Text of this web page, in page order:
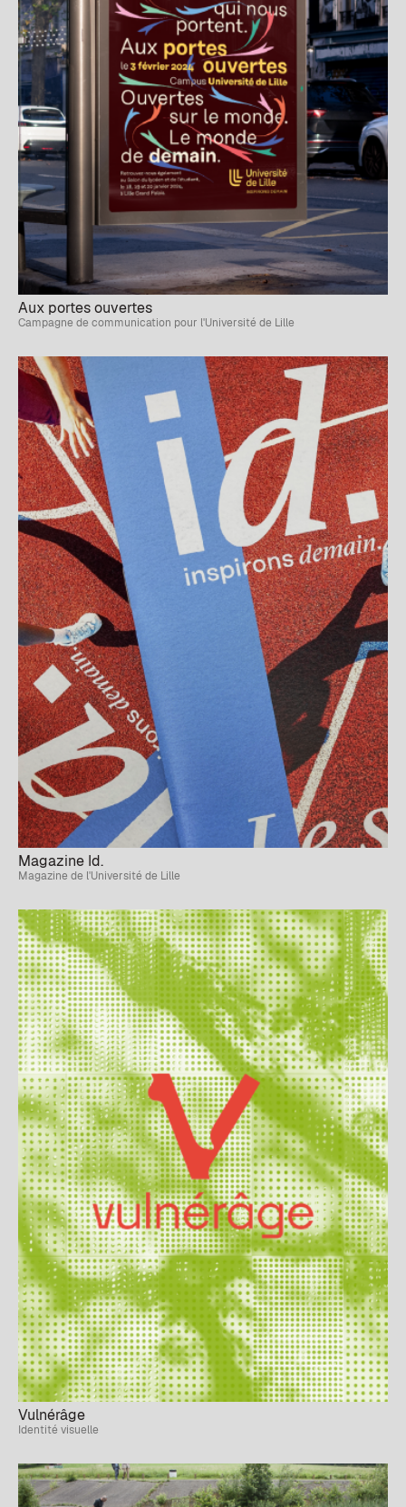
Aux portes ouvertes
Campagne de communication pour l'Université de Lille
Magazine Id.
Magazine de l'Université de Lille
Vulnérâge
Identité visuelle